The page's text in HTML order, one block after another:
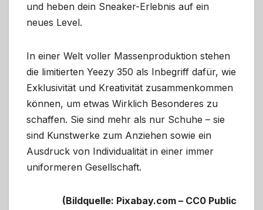
und heben dein Sneaker-Erlebnis auf ein
neues Level.
In einer Welt voller Massenproduktion stehen
die limitierten Yeezy 350 als Inbegriff dafür, wie
Exklusivität und Kreativität zusammenkommen
können, um etwas Wirklich Besonderes zu
schaffen. Sie sind mehr als nur Schuhe – sie
sind Kunstwerke zum Anziehen sowie ein
Ausdruck von Individualität in einer immer
uniformeren Gesellschaft.
(Bildquelle: Pixabay.com – CC0 Public